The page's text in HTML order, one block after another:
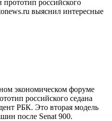
российского
выяснил интересные
экономическом форуме
российского седана
РБК. Это вторая модель
после Senat 900.